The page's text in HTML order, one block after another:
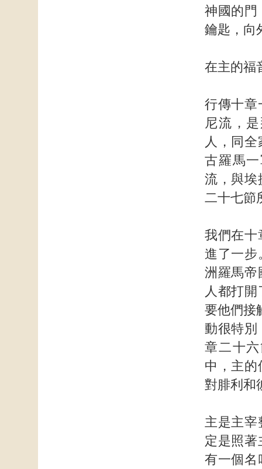
神國的門
鑰匙，向
在主的福
行傳十章
尼流，
人，同
古羅馬
流，與埃
二十七節
我們在十
進了一步
洲羅馬帝
人都打
要他們接
動很特別
章二十
中，主的
對腓利和
主是主宰
定是照著
有一個名